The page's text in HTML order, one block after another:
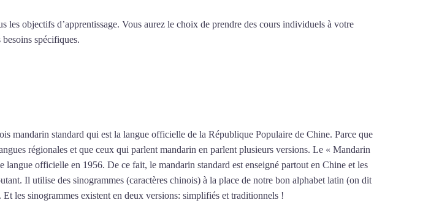
les objectifs d’apprentissage. Vous aurez le choix de prendre des cours individuels à votre
spécifiques.
mandarin standard qui est la langue officielle de la République Populaire de Chine. Parce que
régionales et que ceux qui parlent mandarin en parlent plusieurs versions. Le « Mandarin
officielle en 1956. De ce fait, le mandarin standard est enseigné partout en Chine et les
Il utilise des sinogrammes (caractères chinois) à la place de notre bon alphabet latin (on dit
les sinogrammes existent en deux versions: simplifiés et traditionnels !